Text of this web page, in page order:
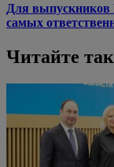
Для выпускников
самых
Читайте